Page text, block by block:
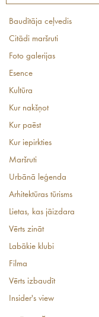
Baudītāja ceļvedis
Citādi maršruti
Foto galerijas
Esence
Kultūra
Kur nakšņot
Kur paēst
Kur iepirkties
Maršruti
Urbānā leģenda
Arhitektūras tūrisms
Lietas, kas jāizdara
Vērts zināt
Labākie klubi
Filma
Vērts izbaudīt
Insider's view